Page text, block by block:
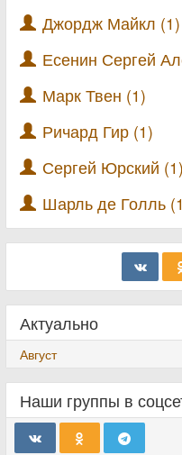
Джордж Майкл (1)
Есенин Сергей
Марк Твен (1)
Ричард Гир (1)
Сергей Юрский (1)
Шарль де Голль
Актуально
Август
Наши группы в